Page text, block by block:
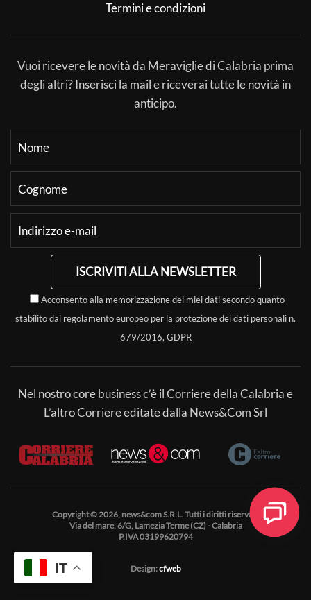
Termini e condizioni
Vuoi ricevere le novità da Meraviglie di Calabria prima
degli altri? Inserisci la mail e riceverai tutte le novità in
anticipo.
ISCRIVITI ALLA NEWSLETTER
Acconsento alla memorizzazione dei miei dati secondo quanto
stabilito dal regolamento europeo per la protezione dei dati personali n.
679/2016, GDPR
Nel nostro core business c’è il Corriere della Calabria e
L’altro Corriere editate dalla News&Com Srl
Copyright © 2026, news&com S.R.L. Tutti i diritti riservati.
Via del mare, 6/G, Lamezia Terme (CZ) - Calabria
P.IVA 03199620794
Design:cfweb
IT